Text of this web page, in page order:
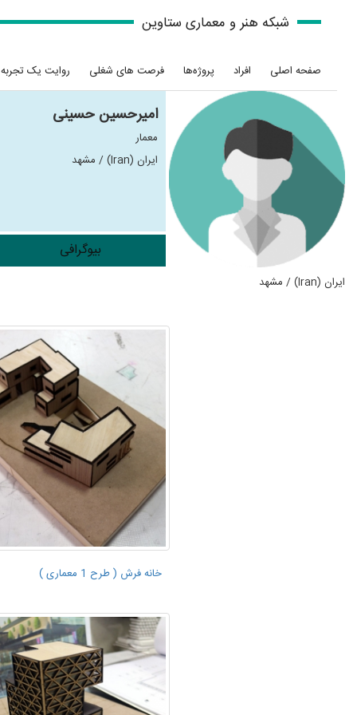
شبکه هنر و معماری ستاوین
صفحه اصلی افراد پروژه‌ها فرصت های شغلی روایت یک تجربه
ایران (Iran) / مشهد
امیرحسین حسینی
معمار
ایران (Iran) / مشهد
بیوگرافی
خانه فرش ( طرح 1 معماری )